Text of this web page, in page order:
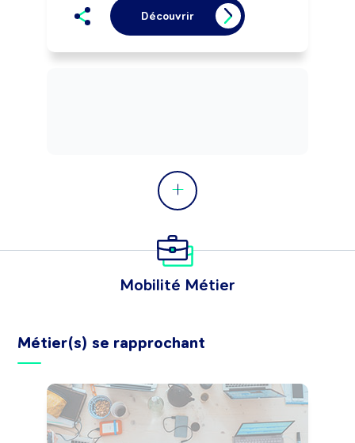
Découvrir
Mobilité Métier
Métier(s) se rapprochant